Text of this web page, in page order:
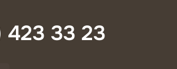
423 33 23